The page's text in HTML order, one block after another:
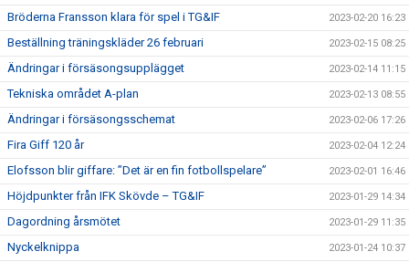
Bröderna Fransson klara för spel i TG&IF 2023-02-20 16:23
Beställning träningskläder 26 februari 2023-02-15 08:25
Ändringar i försäsongsupplägget 2023-02-14 11:15
Tekniska området A-plan 2023-02-13 08:55
Ändringar i försäsongsschemat 2023-02-06 17:26
Fira Giff 120 år 2023-02-04 12:24
Elofsson blir giffare: ”Det är en fin fotbollspelare” 2023-02-01 16:46
Höjdpunkter från IFK Skövde – TG&IF 2023-01-29 14:34
Dagordning årsmötet 2023-01-29 11:35
Nyckelknippa 2023-01-24 10:37